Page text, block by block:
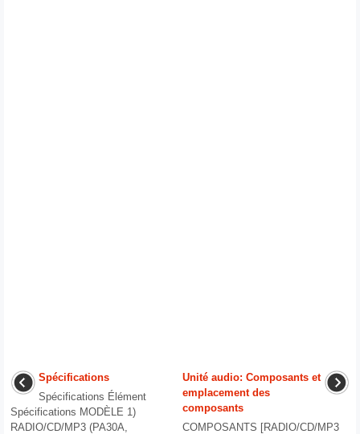
Spécifications
Spécifications Élément
Spécifications MODÈLE 1)
RADIO/CD/MP3 (PA30A,
Unité audio: Composants et
emplacement des
composants
COMPOSANTS [RADIO/CD/MP3